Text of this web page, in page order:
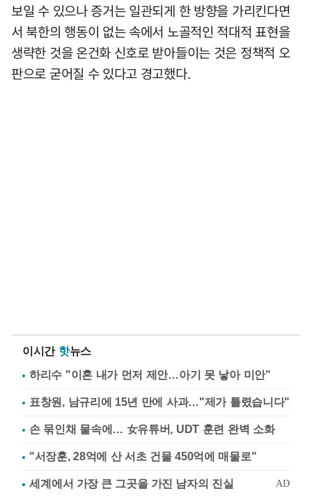
보일 수 있으나 증거는 일관되게 한 방향을 가리킨다면
서 북한의 행동이 없는 속에서 노골적인 적대적 표현을
생략한 것을 온건화 신호로 받아들이는 것은 정책적 오
판으로 굳어질 수 있다고 경고했다.
이시간 핫뉴스
하리수 "이혼 내가 먼저 제안…아기 못 낳아 미안"
표창원, 남규리에 15년 만에 사과…"제가 틀렸습니다"
손 묶인채 물속에… 女유튜버, UDT 훈련 완벽 소화
"서장훈, 28억에 산 서초 건물 450억에 매물로"